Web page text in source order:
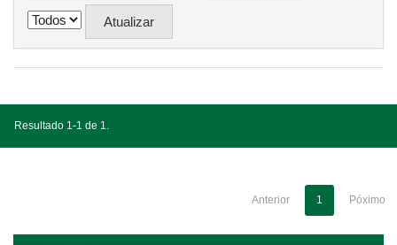
Resultado 1-1 de 1.
Anterior 1 Póximo